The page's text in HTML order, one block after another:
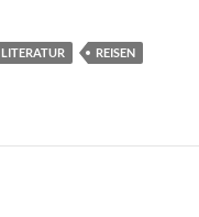
LITERATUR
REISEN